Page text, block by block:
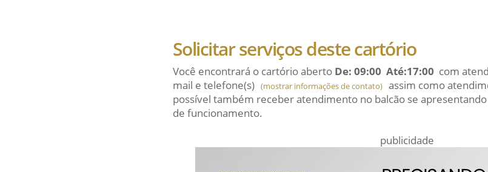
Solicitar serviços deste cartório
Você encontrará o cartório aberto De: 09:00 Até:17:00 com
mail e telefone(s) (mostrar informações de contato) assim como
possível também receber atendimento no balcão se
de funcionamento.
publicidade